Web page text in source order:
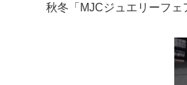
秋冬「MJCジュエリーフェ